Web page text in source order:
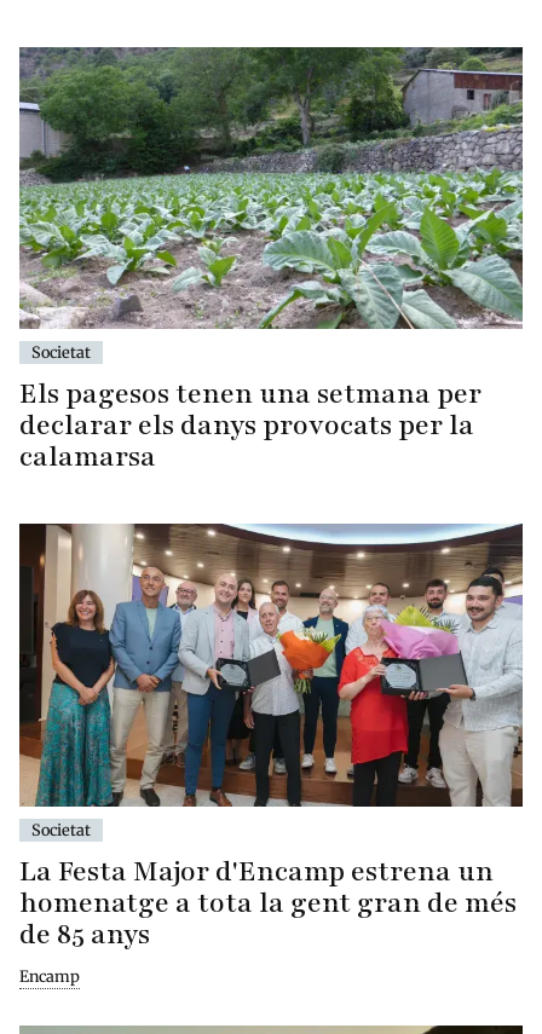
Societat
Els pagesos tenen una setmana per
declarar els danys provocats per la
calamarsa
Societat
La Festa Major d'Encamp estrena un
homenatge a tota la gent gran de més
de 85 anys
Encamp